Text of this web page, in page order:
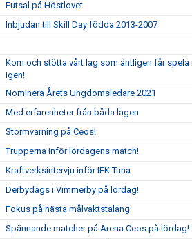
Futsal på Höstlovet
Inbjudan till Skill Day födda 2013-2007
Kom och stötta vårt lag som äntligen får spela
igen!
Nominera Årets Ungdomsledare 2021
Med erfarenheter från båda lagen
Stormvarning på Ceos!
Trupperna inför lördagens match!
Kraftverksintervju inför IFK Tuna
Derbydags i Vimmerby på lördag!
Fokus på nästa målvaktstalang
Spännande matcher på Arena Ceos på lördag!